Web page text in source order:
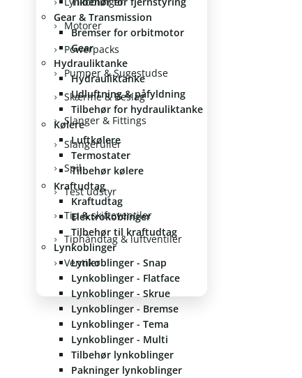
Gear & Transmission
Bremser for orbitmotor
Gear
Hydrauliktanke
Hydrauliktanke
Udluftning & påfyldning
Tilbehør for hydrauliktanke
Kølere
Luftkølere
Termostater
Tilbehør kølere
Kraftudtag
Kraftudtag
Elektrokoblinger
Tilbehør til kraftudtag
Lynkoblinger
Lynkoblinger - Snap
Lynkoblinger - Flatface
Lynkoblinger - Skrue
Lynkoblinger - Bremse
Lynkoblinger - Tema
Lynkoblinger - Multi
Tilbehør lynkoblinger
Pakninger lynkoblinger
Motorer
Powerpacks
Pumper & Sugestudse
Skærme & Beslag
Slanger & Fittings
Slangeruller
Spil
Test udstyr
Tip & skifteventiler
Tiphåndtag & luftventiler
Ventiler